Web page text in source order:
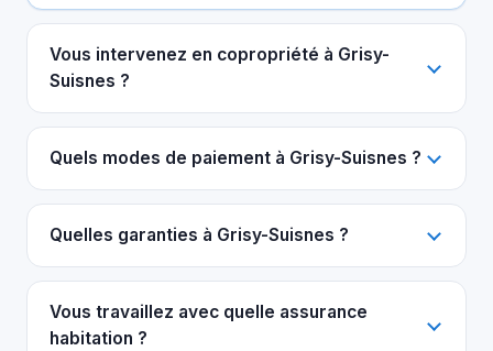
Vous intervenez en copropriété à Grisy-
Suisnes ?
Quels modes de paiement à Grisy-Suisnes ?
Quelles garanties à Grisy-Suisnes ?
Vous travaillez avec quelle assurance
habitation ?